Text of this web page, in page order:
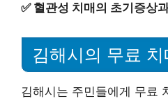
✅ 혈관성 치매의 초기증상
김해시의 무료
김해시는 주민들에게 무료